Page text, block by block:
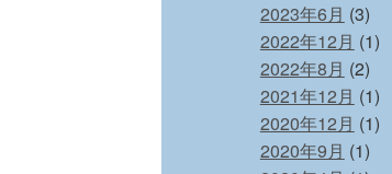
2023年6月 (3)
2022年12月 (1)
2022年8月 (2)
2021年12月 (1)
2020年12月 (1)
2020年9月 (1)